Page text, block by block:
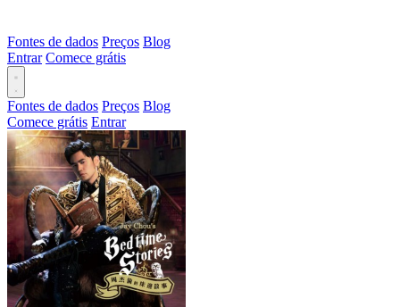
Fontes de dados Preços Blog
Entrar Comece grátis
Fontes de dados Preços Blog
Comece grátis Entrar